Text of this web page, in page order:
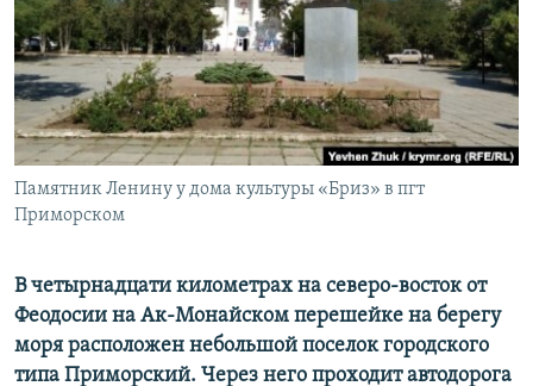
ПОБЕДИТЕЛЕЙ НЕ СУДЯТ?
КРЫМ.НЕПОКОРЕННЫЙ
ELIFBE
УКРАИНСКАЯ ПРОБЛЕМА КРЫМА
ПРИСОЕДИНЯЙТЕСЬ!
Все сайты RFE/RL
Памятник Ленину у дома культуры «Бриз» в пгт
Приморском
В четырнадцати километрах на северо-восток от
Феодосии на Ак-Монайском перешейке на берегу
моря расположен небольшой поселок городского
типа Приморский. Через него проходит автодорога